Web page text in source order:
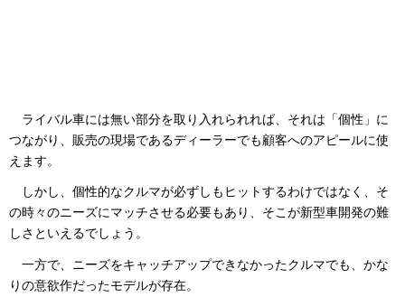
ライバル車には無い部分を取り入れられれば、それは「個性」に
つながり、販売の現場であるディーラーでも顧客へのアピールに使
えます。
しかし、個性的なクルマが必ずしもヒットするわけではなく、そ
の時々のニーズにマッチさせる必要もあり、そこが新型車開発の難
しさといえるでしょう。
一方で、ニーズをキャッチアップできなかったクルマでも、かな
りの意欲作だったモデルが存在。